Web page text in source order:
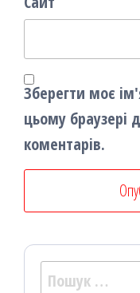
Зберегти моє
цьому браузері
коментарів.
Пошук: